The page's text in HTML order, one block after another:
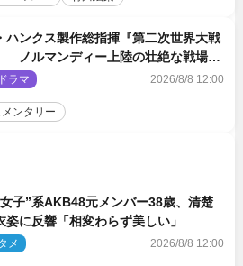
ハンクス製作総指揮『第二次世界大戦
ノルマンディー上陸の壮絶な戦場を
特別映像解禁
ラマ 2026/8/8 12:00
メンタリー
子”系AKB48元メンバー38歳、清楚
姿に反響「相変わらず美しい」
メ 2026/8/8 12:00